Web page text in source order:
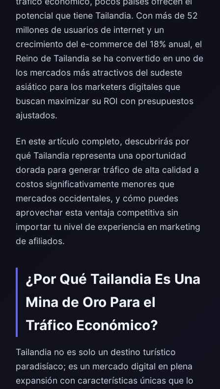
potencial que tiene Tailandia. Con más de 52
millones de usuarios de internet y un
crecimiento del e-commerce del 18% anual, el
Reino de Tailandia se ha convertido en uno de
los mercados más atractivos del sudeste
asiático para los marketers digitales que
buscan maximizar su ROI con presupuestos
ajustados.
En este artículo completo, descubrirás por
qué Tailandia representa una oportunidad
dorada para generar tráfico de alta calidad a
costos significativamente menores que
mercados occidentales, y cómo puedes
aprovechar esta ventaja competitiva sin
importar tu nivel de experiencia en marketing
de afiliados.
¿Por Qué Tailandia Es Una
Mina de Oro Para el
Tráfico Económico?
Tailandia no es solo un destino turístico
paradisíaco; es un mercado digital en plena
expansión con características únicas que lo